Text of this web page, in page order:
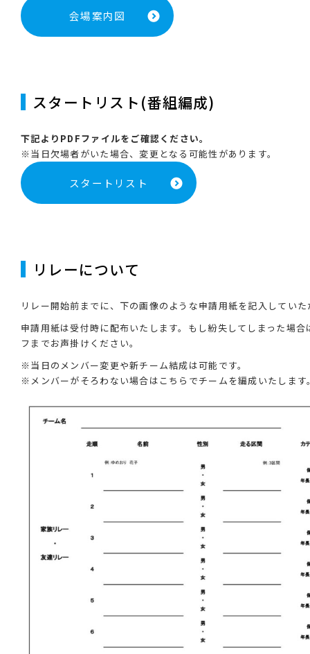
会場案内図
スタートリスト(番組編成)
下記よりPDFファイルをご確認ください。
※当日欠場者がいた場合、変更となる可能性があります。
スタートリスト
リレーについて
リレー開始前までに、下の画像のような申請用紙を記入してい
申請用紙は受付時に配布いたします。もし紛失してしまった場合
フまでお声掛けください。
※当日のメンバー変更や新チーム結成は可能です。
※メンバーがそろわない場合はこちらでチームを編成いたします